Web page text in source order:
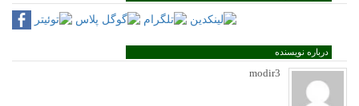
درباره نویسنده
modir3